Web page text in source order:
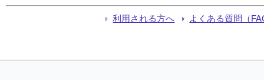
利用される方へ よくある質問（